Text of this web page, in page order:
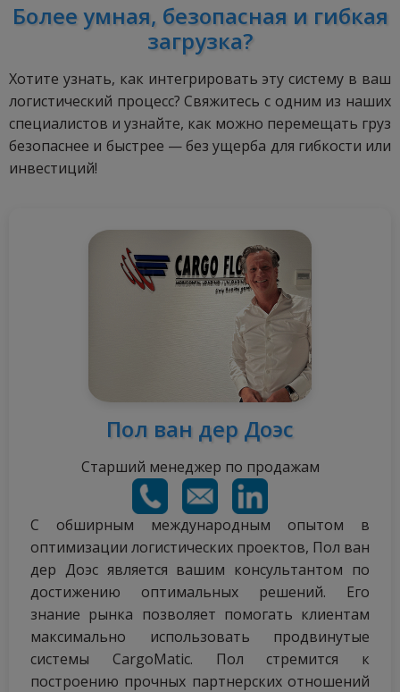
Более умная, безопасная и гибкая
загрузка?
Хотите узнать, как интегрировать эту систему в ваш
логистический процесс? Свяжитесь с одним из наших
специалистов и узнайте, как можно перемещать груз
безопаснее и быстрее — без ущерба для гибкости или
инвестиций!
Пол ван дер Доэс
Старший менеджер по продажам
С обширным международным опытом в
оптимизации логистических проектов, Пол ван
дер Доэс является вашим консультантом по
достижению оптимальных решений. Его
знание рынка позволяет помогать клиентам
максимально использовать продвинутые
системы CargoMatic. Пол стремится к
построению прочных партнерских отношений